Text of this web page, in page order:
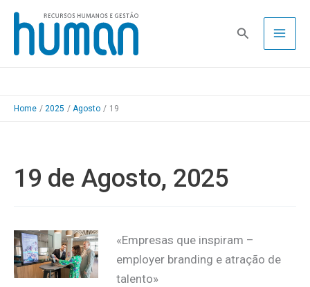
Skip
content
Pesquisa
Home 2025 Agosto 19
19 de Agosto, 2025
«Empresas que inspiram –
employer branding e atração de
talento»